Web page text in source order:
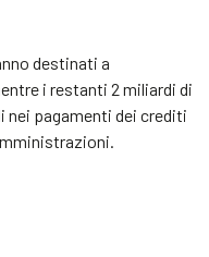
destinati a
i restanti 2 miliardi di
nei pagamenti dei crediti